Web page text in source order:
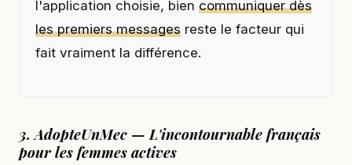
l'application choisie, bien communiquer dès
les premiers messages reste le facteur qui
fait vraiment la différence.
3. AdopteUnMec — L'incontournable français
pour les femmes actives